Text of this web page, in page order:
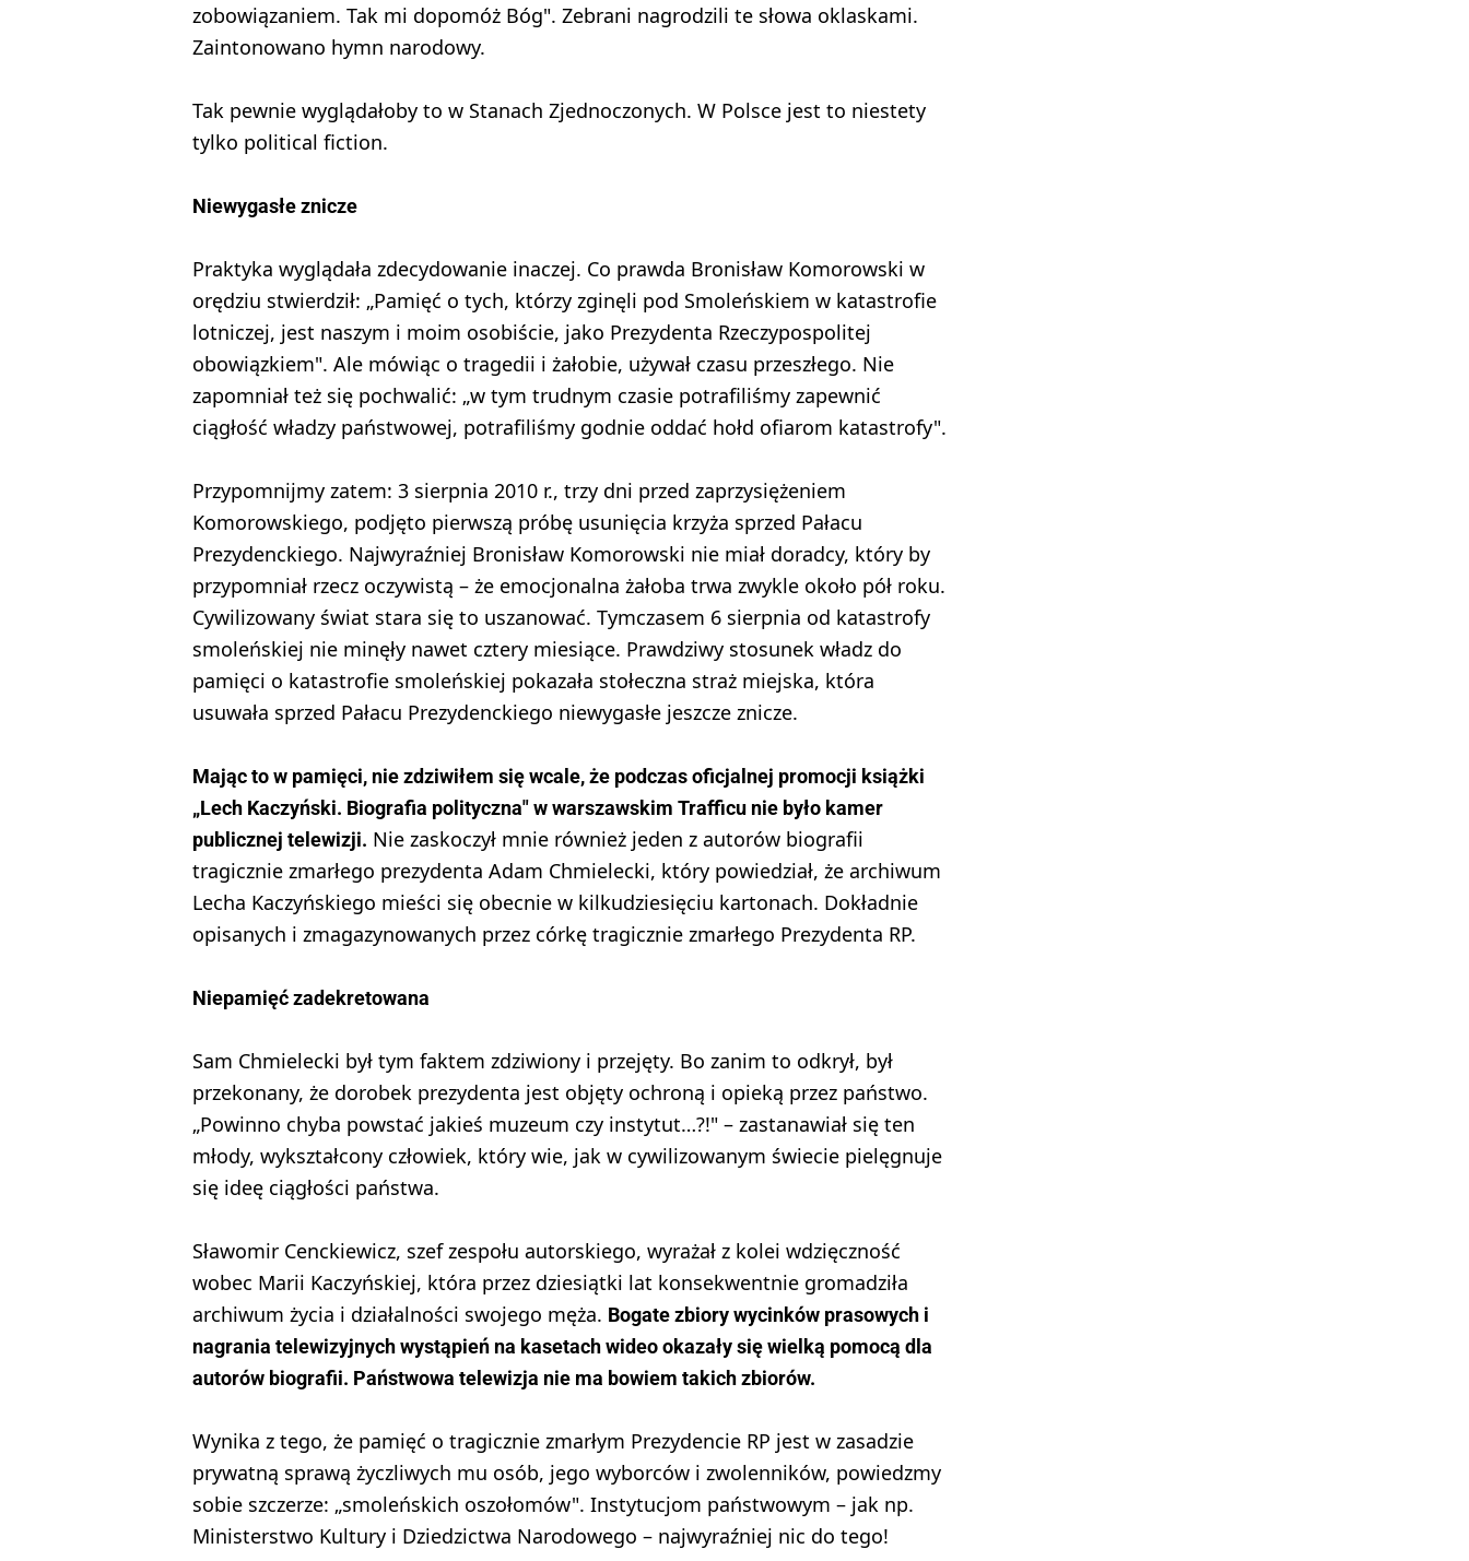
zobowiązaniem. Tak mi dopomóż Bóg". Zebrani nagrodzili te słowa oklaskami.
Zaintonowano hymn narodowy.
Tak pewnie wyglądałoby to w Stanach Zjednoczonych. W Polsce jest to niestety
tylko political fiction.
Niewygasłe znicze
Praktyka wyglądała zdecydowanie inaczej. Co prawda Bronisław Komorowski w
orędziu stwierdził: „Pamięć o tych, którzy zginęli pod Smoleńskiem w katastrofie
lotniczej, jest naszym i moim osobiście, jako Prezydenta Rzeczypospolitej
obowiązkiem". Ale mówiąc o tragedii i żałobie, używał czasu przeszłego. Nie
zapomniał też się pochwalić: „w tym trudnym czasie potrafiliśmy zapewnić
ciągłość władzy państwowej, potrafiliśmy godnie oddać hołd ofiarom katastrofy".
Przypomnijmy zatem: 3 sierpnia 2010 r., trzy dni przed zaprzysiężeniem
Komorowskiego, podjęto pierwszą próbę usunięcia krzyża sprzed Pałacu
Prezydenckiego. Najwyraźniej Bronisław Komorowski nie miał doradcy, który by
przypomniał rzecz oczywistą – że emocjonalna żałoba trwa zwykle około pół roku.
Cywilizowany świat stara się to uszanować. Tymczasem 6 sierpnia od katastrofy
smoleńskiej nie minęły nawet cztery miesiące. Prawdziwy stosunek władz do
pamięci o katastrofie smoleńskiej pokazała stołeczna straż miejska, która
usuwała sprzed Pałacu Prezydenckiego niewygasłe jeszcze znicze.
Mając to w pamięci, nie zdziwiłem się wcale, że podczas oficjalnej promocji książki
„Lech Kaczyński. Biografia polityczna" w warszawskim Trafficu nie było kamer
publicznej telewizji. Nie zaskoczył mnie również jeden z autorów biografii
tragicznie zmarłego prezydenta Adam Chmielecki, który powiedział, że archiwum
Lecha Kaczyńskiego mieści się obecnie w kilkudziesięciu kartonach. Dokładnie
opisanych i zmagazynowanych przez córkę tragicznie zmarłego Prezydenta RP.
Niepamięć zadekretowana
Sam Chmielecki był tym faktem zdziwiony i przejęty. Bo zanim to odkrył, był
przekonany, że dorobek prezydenta jest objęty ochroną i opieką przez państwo.
„Powinno chyba powstać jakieś muzeum czy instytut…?!" – zastanawiał się ten
młody, wykształcony człowiek, który wie, jak w cywilizowanym świecie pielęgnuje
się ideę ciągłości państwa.
Sławomir Cenckiewicz, szef zespołu autorskiego, wyrażał z kolei wdzięczność
wobec Marii Kaczyńskiej, która przez dziesiątki lat konsekwentnie gromadziła
archiwum życia i działalności swojego męża. Bogate zbiory wycinków prasowych i
nagrania telewizyjnych wystąpień na kasetach wideo okazały się wielką pomocą dla
autorów biografii. Państwowa telewizja nie ma bowiem takich zbiorów.
Wynika z tego, że pamięć o tragicznie zmarłym Prezydencie RP jest w zasadzie
prywatną sprawą życzliwych mu osób, jego wyborców i zwolenników, powiedzmy
sobie szczerze: „smoleńskich oszołomów". Instytucjom państwowym – jak np.
Ministerstwo Kultury i Dziedzictwa Narodowego – najwyraźniej nic do tego!